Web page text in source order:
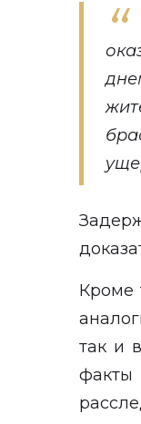
Кроме
так и